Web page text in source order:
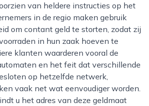
van heldere instructies op het
in de regio maken gebruik
om contant geld te storten, zodat zij
in hun zaak hoeven te
klanten waarderen vooral de
en het feit dat verschillende
op hetzelfde netwerk,
vaak net wat eenvoudiger worden.
u het adres van deze geldmaat